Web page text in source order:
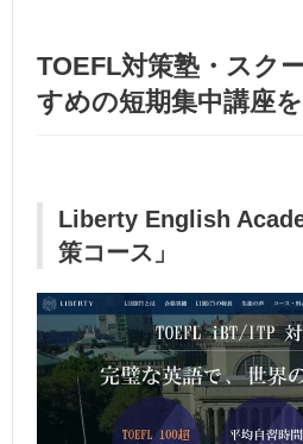
TOEFL対策塾・スク
すめの短期集中講座
Liberty English
策コース」